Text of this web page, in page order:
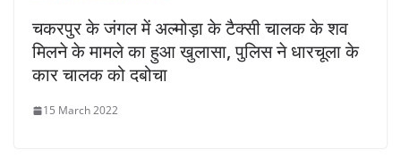
चकरपुर के जंगल में अल्मोड़ा के टैक्सी चालक के शव
मिलने के मामले का हुआ खुलासा, पुलिस ने धारचूला के
कार चालक को दबोचा
15 March 2022